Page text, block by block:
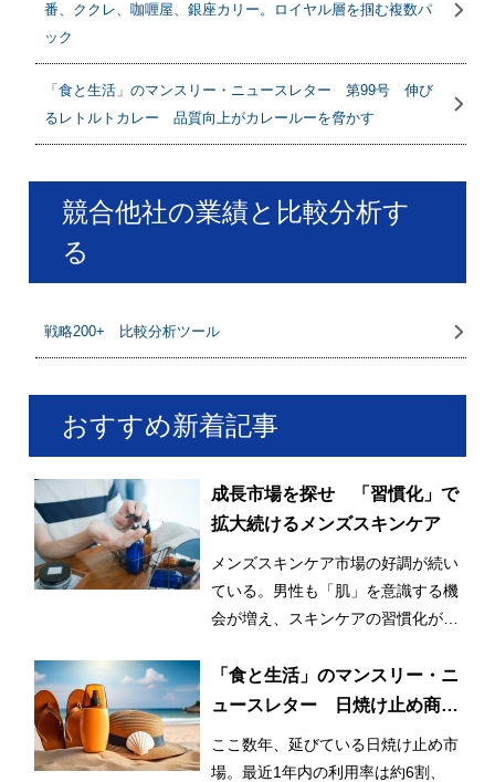
番、ククレ、咖喱屋、銀座カリー。ロイヤル層を掴む複数パ
ック
「食と生活」のマンスリー・ニュースレター 第99号 伸び
るレトルトカレー 品質向上がカレールーを脅かす
競合他社の業績と比較分析す
る
戦略200+ 比較分析ツール
おすすめ新着記事
成長市場を探せ 「習慣化」で
拡大続けるメンズスキンケア
メンズスキンケア市場の好調が続い
ている。男性も「肌」を意識する機
会が増え、スキンケアの習慣化が始
「食と生活」のマンスリー・ニ
ュースレター 日焼け止め商品
の利用率が3割増！ 日常的かつ
早期化・長期化する日焼け止め
ここ数年、延びている日焼け止め市
場。最近1年内の利用率は約6割、